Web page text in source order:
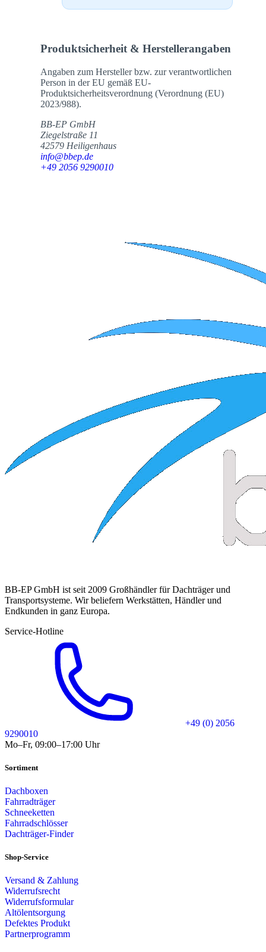
Produktsicherheit & Herstellerangaben
Angaben zum Hersteller bzw. zur verantwortlichen
Person in der EU gemäß EU-
Produktsicherheitsverordnung (Verordnung (EU)
2023/988).
BB-EP GmbH
Ziegelstraße 11
42579 Heiligenhaus
info@bbep.de
+49 2056 9290010
BB-EP GmbH ist seit 2009 Großhändler für Dachträger und
Transportsysteme. Wir beliefern Werkstätten, Händler und
Endkunden in ganz Europa.
Service-Hotline
+49 (0) 2056
9290010
Mo–Fr, 09:00–17:00 Uhr
Sortiment
Dachboxen
Fahrradträger
Schneeketten
Fahrradschlösser
Dachträger-Finder
Shop-Service
Versand & Zahlung
Widerrufsrecht
Widerrufsformular
Altölentsorgung
Defektes Produkt
Partnerprogramm